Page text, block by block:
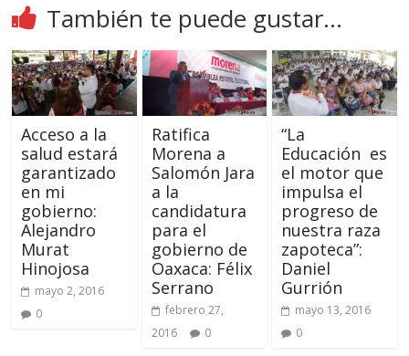
También te puede gustar...
Acceso a la
salud estará
garantizado
en mi
gobierno:
Alejandro
Murat
Hinojosa
mayo 2, 2016
0
Ratifica
Morena a
Salomón Jara
a la
candidatura
para el
gobierno de
Oaxaca: Félix
Serrano
febrero 27,
2016
0
“La
Educación es
el motor que
impulsa el
progreso de
nuestra raza
zapoteca”:
Daniel
Gurrión
mayo 13, 2016
0